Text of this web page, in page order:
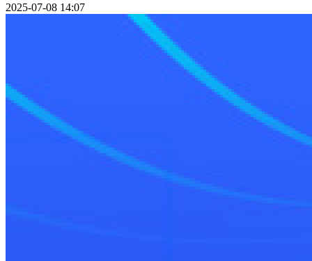
2025-07-08 14:07